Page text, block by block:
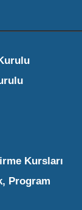
Kursları
Program